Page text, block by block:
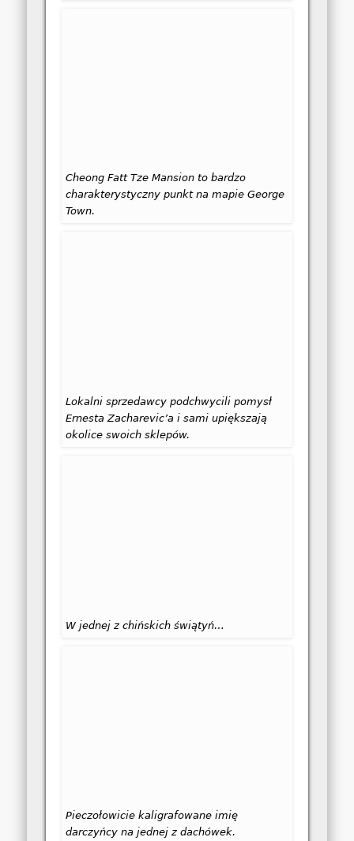
Cheong Fatt Tze Mansion to bardzo
charakterystyczny punkt na mapie George
Town.
Lokalni sprzedawcy podchwycili pomysł
Ernesta Zacharevic’a i sami upiększają
okolice swoich sklepów.
W jednej z chińskich świątyń…
Pieczołowicie kaligrafowane imię
darczyńcy na jednej z dachówek.